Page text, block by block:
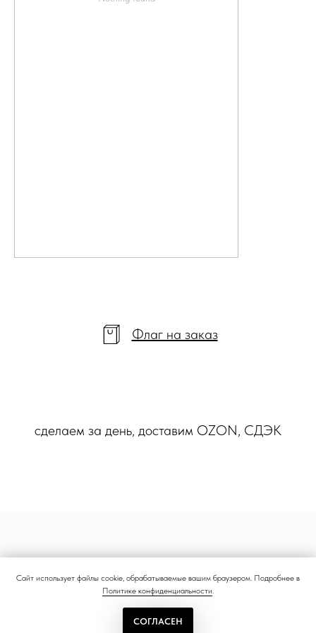
Флаг на заказ
сделаем за день, доставим OZON, СДЭК
Сайт использует файлы cookie, обрабатываемые вашим браузером. Подробнее в
Политике конфиденциальности.
СОГЛАСЕН